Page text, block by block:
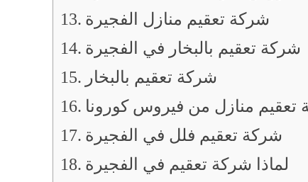
شركة تعقيم منازل الفجيرة
شركة تعقيم بالبخار في الفجيرة
شركة تعقيم بالبخار
تعقيم منازل من فيروس كورونا
شركة تعقيم فلل في الفجيرة
لماذا شركة تعقيم في الفجيرة